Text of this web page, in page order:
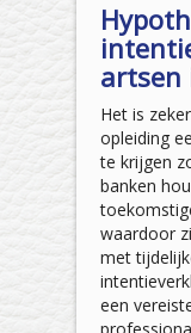
artsen
Het is
opleiding
te krijgen
banken
waardoor
met
een